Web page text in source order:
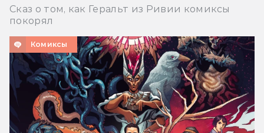
Сказ о том, как Геральт из Ривии комиксы
покорял
Комиксы